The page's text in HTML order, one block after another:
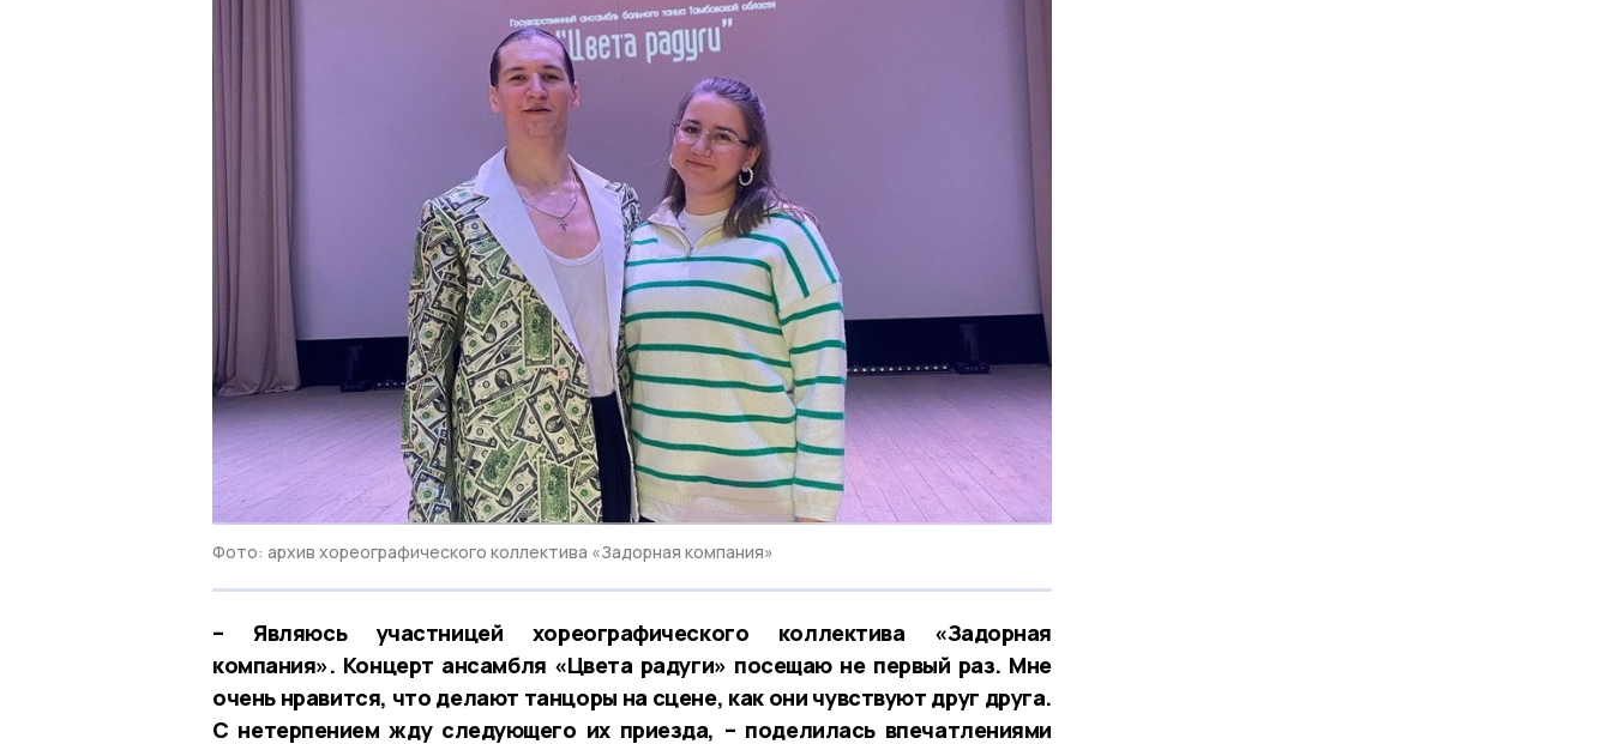
Фото: архив хореографического коллектива «Задорная компания»
– Являюсь участницей хореографического коллектива «Задорная
компания». Концерт ансамбля «Цвета радуги» посещаю не первый раз. Мне
очень нравится, что делают танцоры на сцене, как они чувствуют друг друга.
С нетерпением жду следующего их приезда, – поделилась впечатлениями